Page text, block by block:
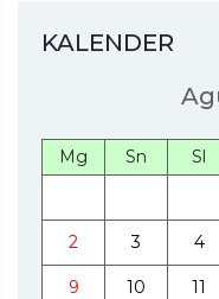
KALENDER
Mg Sn Sl
2 3 4
9 10 11